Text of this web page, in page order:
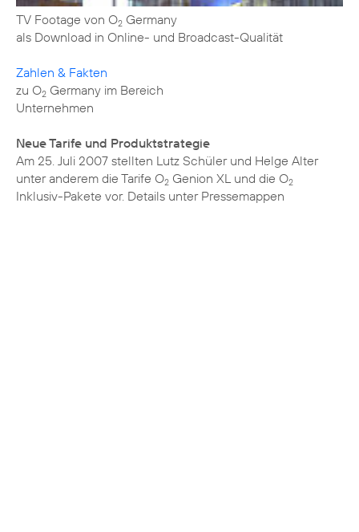
TV Footage von O2 Germany
als Download in Online- und Broadcast-Qualität
Zahlen & Fakten
zu O2 Germany im Bereich
Unternehmen
Neue Tarife und Produktstrategie
Am 25. Juli 2007 stellten Lutz Schüler und Helge Alter
unter anderem die Tarife O2 Genion XL und die O2
Inklusiv-Pakete vor. Details unter Pressemappen